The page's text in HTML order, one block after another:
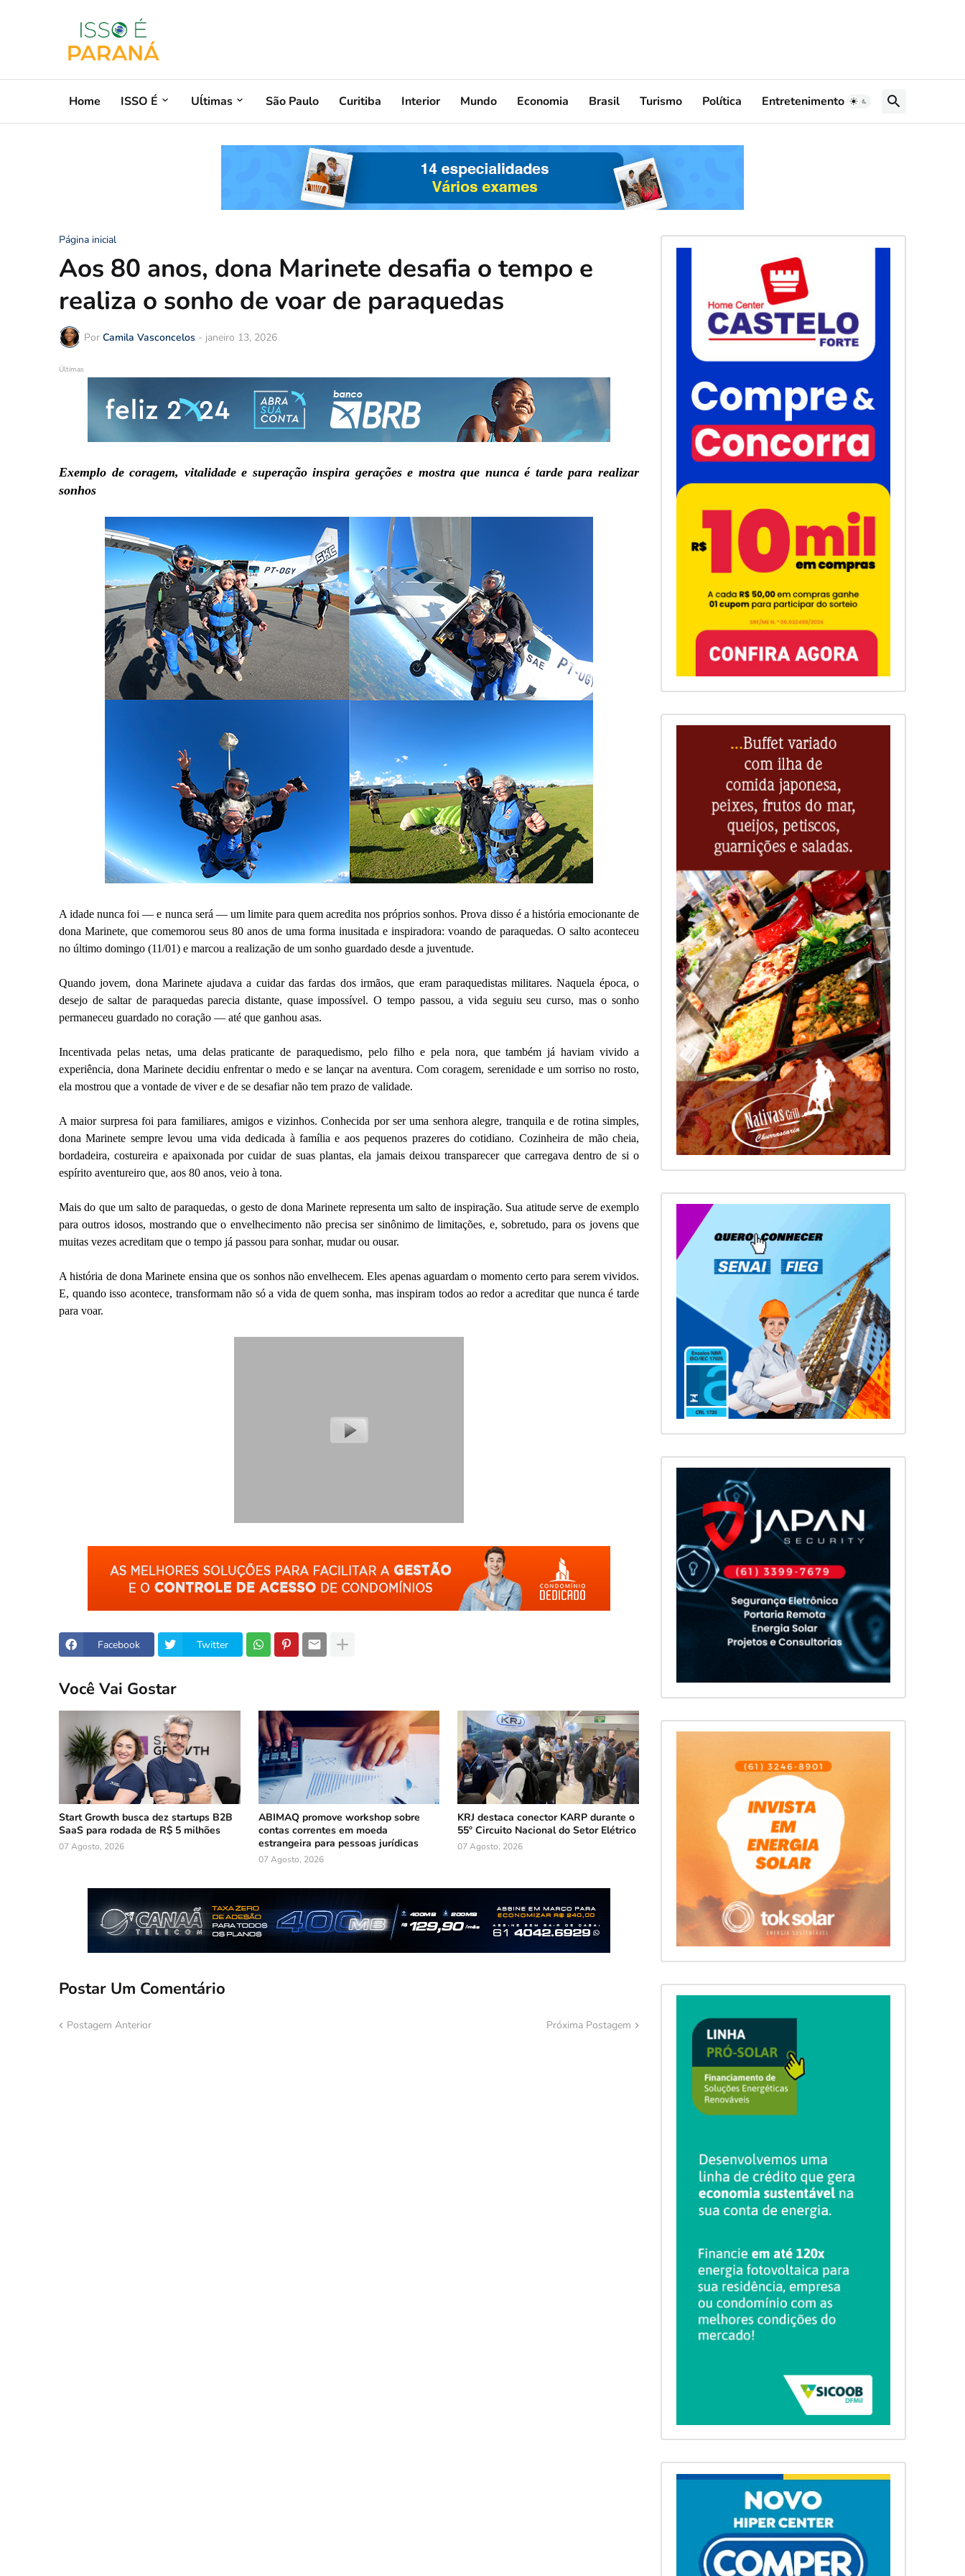
Home ISSO É Uĺtimas São Paulo Curitiba Interior Mundo Economia Brasil Turismo Política Entretenimento
Página inicial
Aos 80 anos, dona Marinete desafia o tempo e
realiza o sonho de voar de paraquedas
Por Camila Vasconcelos - janeiro 13, 2026
Últimas
Exemplo de coragem, vitalidade e superação inspira gerações e mostra que nunca é tarde para realizar
sonhos
A idade nunca foi — e nunca será — um limite para quem acredita nos próprios sonhos. Prova disso é a história emocionante de
dona Marinete, que comemorou seus 80 anos de uma forma inusitada e inspiradora: voando de paraquedas. O salto aconteceu
no último domingo (11/01) e marcou a realização de um sonho guardado desde a juventude.
Quando jovem, dona Marinete ajudava a cuidar das fardas dos irmãos, que eram paraquedistas militares. Naquela época, o
desejo de saltar de paraquedas parecia distante, quase impossível. O tempo passou, a vida seguiu seu curso, mas o sonho
permaneceu guardado no coração — até que ganhou asas.
Incentivada pelas netas, uma delas praticante de paraquedismo, pelo filho e pela nora, que também já haviam vivido a
experiência, dona Marinete decidiu enfrentar o medo e se lançar na aventura. Com coragem, serenidade e um sorriso no rosto,
ela mostrou que a vontade de viver e de se desafiar não tem prazo de validade.
A maior surpresa foi para familiares, amigos e vizinhos. Conhecida por ser uma senhora alegre, tranquila e de rotina simples,
dona Marinete sempre levou uma vida dedicada à família e aos pequenos prazeres do cotidiano. Cozinheira de mão cheia,
bordadeira, costureira e apaixonada por cuidar de suas plantas, ela jamais deixou transparecer que carregava dentro de si o
espírito aventureiro que, aos 80 anos, veio à tona.
Mais do que um salto de paraquedas, o gesto de dona Marinete representa um salto de inspiração. Sua atitude serve de exemplo
para outros idosos, mostrando que o envelhecimento não precisa ser sinônimo de limitações, e, sobretudo, para os jovens que
muitas vezes acreditam que o tempo já passou para sonhar, mudar ou ousar.
A história de dona Marinete ensina que os sonhos não envelhecem. Eles apenas aguardam o momento certo para serem vividos.
E, quando isso acontece, transformam não só a vida de quem sonha, mas inspiram todos ao redor a acreditar que nunca é tarde
para voar.
Facebook Twitter
Você Vai Gostar
Start Growth busca dez startups B2B
SaaS para rodada de R$ 5 milhões
07 Agosto, 2026
ABIMAQ promove workshop sobre
contas correntes em moeda
estrangeira para pessoas jurídicas
07 Agosto, 2026
KRJ destaca conector KARP durante o
55º Circuito Nacional do Setor Elétrico
07 Agosto, 2026
Postar Um Comentário
Postagem Anterior Próxima Postagem